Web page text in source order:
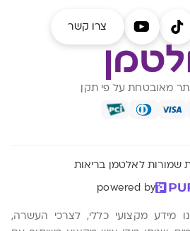
צרו קשר
מאובטחת על פי תקן
שמורות לאלטמן בריאות
powered by
מידע מקצועי כללי, לצרכי העשרה,